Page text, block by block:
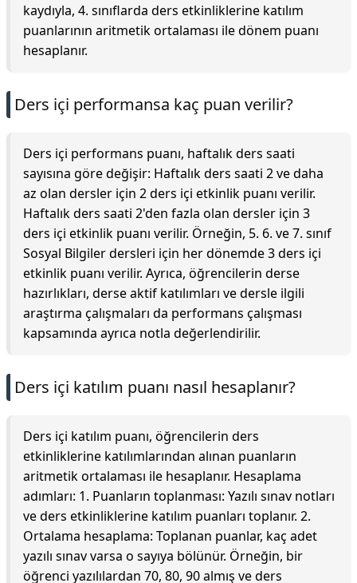
kaydıyla, 4. sınıflarda ders etkinliklerine katılım
puanlarının aritmetik ortalaması ile dönem puanı
hesaplanır.
Ders içi performansa kaç puan verilir?
Ders içi performans puanı, haftalık ders saati
sayısına göre değişir: Haftalık ders saati 2 ve daha
az olan dersler için 2 ders içi etkinlik puanı verilir.
Haftalık ders saati 2'den fazla olan dersler için 3
ders içi etkinlik puanı verilir. Örneğin, 5. 6. ve 7. sınıf
Sosyal Bilgiler dersleri için her dönemde 3 ders içi
etkinlik puanı verilir. Ayrıca, öğrencilerin derse
hazırlıkları, derse aktif katılımları ve dersle ilgili
araştırma çalışmaları da performans çalışması
kapsamında ayrıca notla değerlendirilir.
Ders içi katılım puanı nasıl hesaplanır?
Ders içi katılım puanı, öğrencilerin ders
etkinliklerine katılımlarından alınan puanların
aritmetik ortalaması ile hesaplanır. Hesaplama
adımları: 1. Puanların toplanması: Yazılı sınav notları
ve ders etkinliklerine katılım puanları toplanır. 2.
Ortalama hesaplama: Toplanan puanlar, kaç adet
yazılı sınav varsa o sayıya bölünür. Örneğin, bir
öğrenci yazılılardan 70, 80, 90 almış ve ders